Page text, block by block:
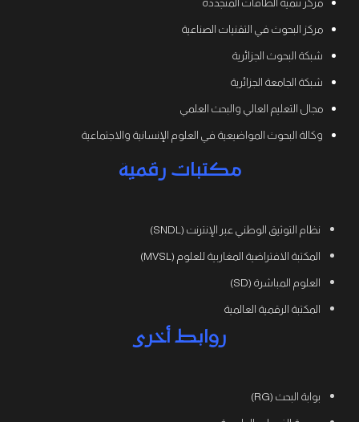
مركز تنمية الطاقات المتجددة
مركز البحوث في التقنيات الصناعية
شبكة البحوث الجزائرية
شبكة الجامعة الجزائرية
مجال التعليم العالي والبحث العلمي
وكالة البحوث المواضيعية في العلوم الإنسانية والاجتماعية
مكتبات رقمية
نظام التوثيق الوطني عبر الإنترنت (SNDL)
المكتبة الافتراضية المغاربية للعلوم (MVSL)
العلوم المباشرة (SD)
المكتبة الرقمية العالمية
روابط أخرى
بوابة البحث (RG)